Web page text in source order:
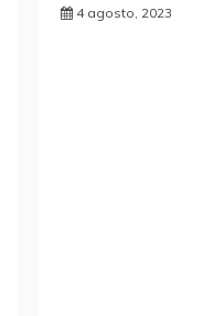
4 agosto, 2023